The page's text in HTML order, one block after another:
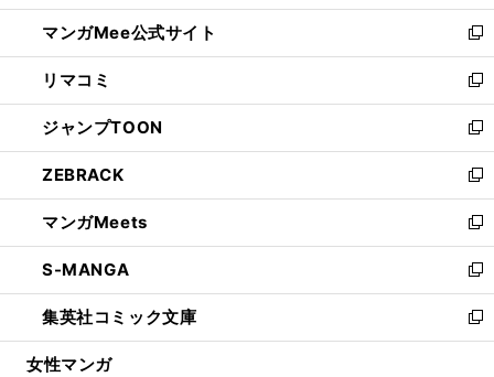
開
く
ン
ド
ウ
で
開
く
ウ
ィ
ン
ド
ウ
で
開
く
し
い
ウ
ィ
ン
ド
ウ
で
開
く
マンガMee公式サイト
新
し
い
ウ
ィ
ン
ド
ウ
で
開
く
リマコミ
新
し
い
ウ
ィ
ン
ド
ウ
で
開
く
ジャンプTOON
新
し
い
ウ
ィ
ン
ド
ウ
で
開
ZEBRACK
新
し
い
ウ
ィ
ン
ド
ウ
マンガMeets
新
し
い
ウ
ィ
ン
S-MANGA
新
し
い
ウ
集英社コミック文庫
新
し
女性マンガ